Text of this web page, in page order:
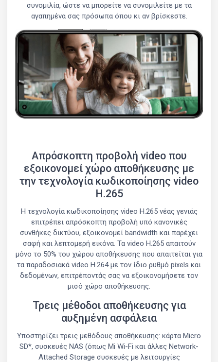
συνομιλία, ώστε να μπορείτε να συνομιλείτε με τα
αγαπημένα σας πρόσωπα όπου κι αν βρίσκεστε.
Απρόσκοπτη προβολή video που
εξοικονομεί χώρο αποθήκευσης με
την τεχνολογία κωδικοποίησης video
H.265
Η τεχνολογία κωδικοποίησης video H.265 νέας γενιάς
επιτρέπει απρόσκοπτη προβολή υπό κανονικές
συνθήκες δικτύου, εξοικονομεί bandwidth και παρέχει
σαφή και λεπτομερή εικόνα. Τα video H.265 απαιτούν
μόνο το 50% του χώρου αποθήκευσης που απαιτείται για
τα παραδοσιακά video H.264 με τον ίδιο ρυθμό pixels και
δεδομένων, επιτρέποντάς σας να εξοικονομήσετε τον
μισό χώρο αποθήκευσης.
Τρεις μέθοδοι αποθήκευσης για
αυξημένη ασφάλεια
Υποστηρίζει τρεις μεθόδους αποθήκευσης: κάρτα Micro
SD*, συσκευές NAS (όπως Mi Wi-Fi και άλλες Network-
Attached Storage συσκευές με λειτουργίες